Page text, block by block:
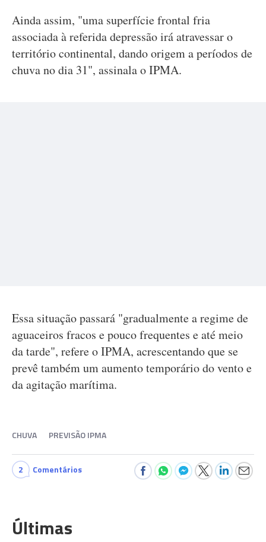
Ainda assim, "uma superfície frontal fria
associada à referida depressão irá atravessar o
território continental, dando origem a períodos de
chuva no dia 31", assinala o IPMA.
Essa situação passará "gradualmente a regime de
aguaceiros fracos e pouco frequentes e até meio
da tarde", refere o IPMA, acrescentando que se
prevê também um aumento temporário do vento e
da agitação marítima.
CHUVA PREVISÃO IPMA
2 Comentários
Últimas